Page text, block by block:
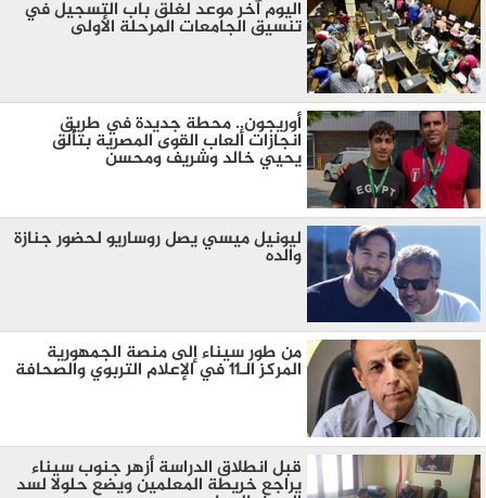
اليوم آخر موعد لغلق باب التسجيل في
تنسيق الجامعات المرحلة الأولى
أوريجون.. محطة جديدة في طريق
انجازات ألعاب القوى المصرية بتألق
يحيي خالد وشريف ومحسن
ليونيل ميسي يصل روساريو لحضور جنازة
والده
من طور سيناء إلى منصة الجمهورية
المركز الـ11 في الإعلام التربوي والصحافة
قبل انطلاق الدراسة أزهر جنوب سيناء
يراجع خريطة المعلمين ويضع حلولا لسد